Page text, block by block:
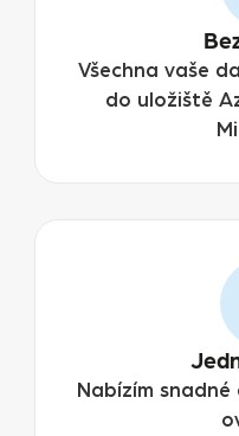
Všechna vaše
do uložiště
Nabízím